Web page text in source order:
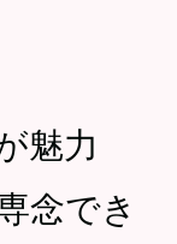
魅力
念でき